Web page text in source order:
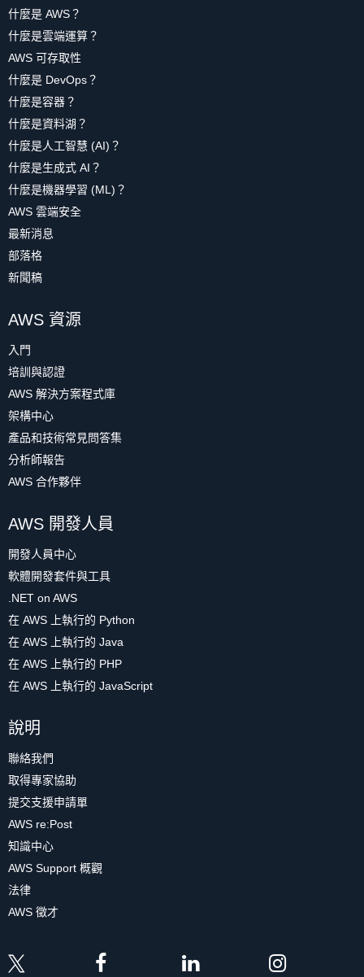
什麼是 AWS？
什麼是雲端運算？
AWS 可存取性
什麼是 DevOps？
什麼是容器？
什麼是資料湖？
什麼是人工智慧 (AI)？
什麼是生成式 AI？
什麼是機器學習 (ML)？
AWS 雲端安全
最新消息
部落格
新聞稿
AWS 資源
入門
培訓與認證
AWS 解決方案程式庫
架構中心
產品和技術常見問答集
分析師報告
AWS 合作夥伴
AWS 開發人員
開發人員中心
軟體開發套件與工具
.NET on AWS
在 AWS 上執行的 Python
在 AWS 上執行的 Java
在 AWS 上執行的 PHP
在 AWS 上執行的 JavaScript
說明
聯絡我們
取得專家協助
提交支援申請單
AWS re:Post
知識中心
AWS Support 概觀
法律
AWS 徵才